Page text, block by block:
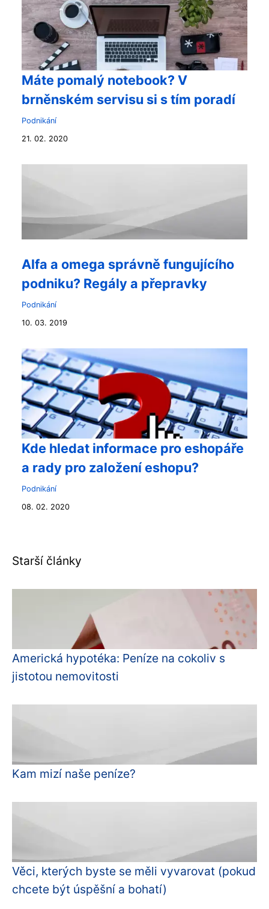
Máte pomalý notebook? V
brněnském servisu si s tím poradí
Podnikání
21. 02. 2020
Alfa a omega správně fungujícího
podniku? Regály a přepravky
Podnikání
10. 03. 2019
Kde hledat informace pro eshopáře
a rady pro založení eshopu?
Podnikání
08. 02. 2020
Starší články
Americká hypotéka: Peníze na cokoliv s
jistotou nemovitosti
Kam mizí naše peníze?
Věci, kterých byste se měli vyvarovat (pokud
chcete být úspěšní a bohatí)